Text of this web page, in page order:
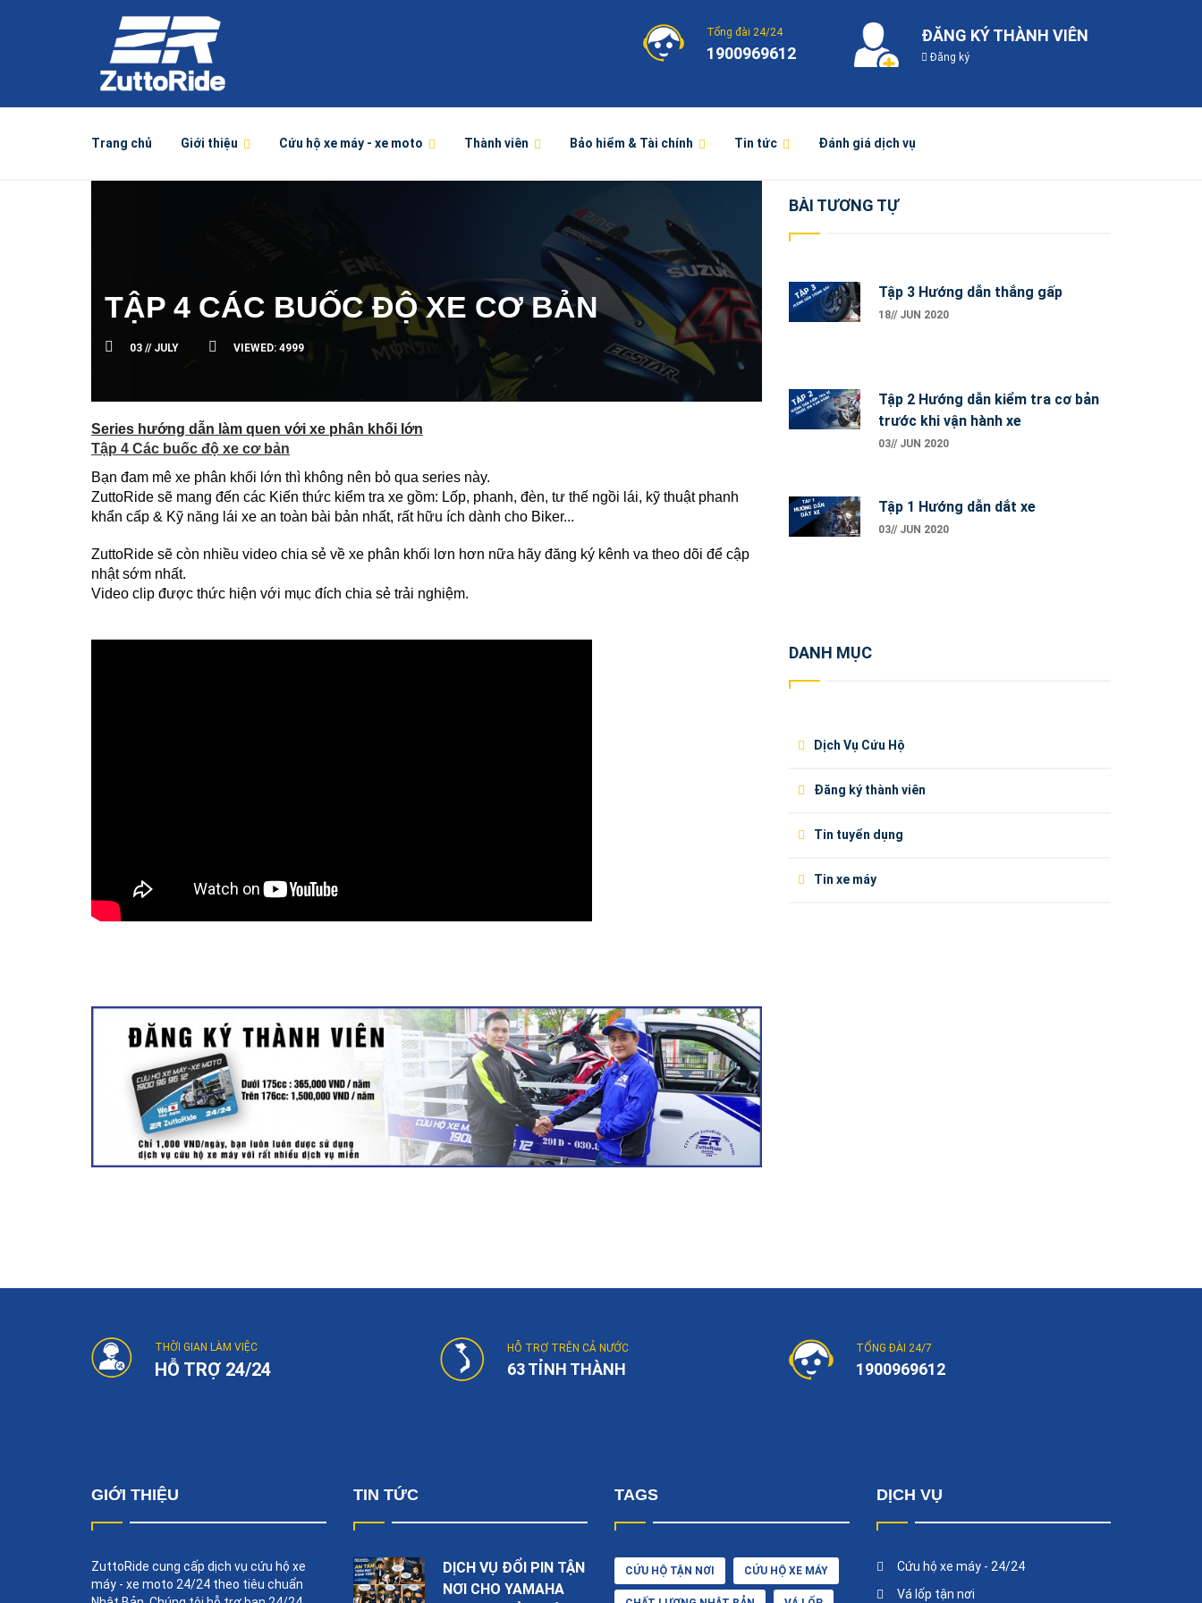
Tổng đài 24/24
1900969612
ĐĂNG KÝ THÀNH VIÊN
Đăng ký
Trang chủ Giới thiệu Cứu hộ xe máy - xe moto Thành viên Bảo hiểm & Tài chính Tin tức Đánh giá dịch vụ
TẬP 4 CÁC BUỐC ĐỘ XE CƠ BẢN
03 //JULY VIEWED: 4999
Series hướng dẫn làm quen với xe phân khối lớn
Tập 4 Các buốc độ xe cơ bản
Bạn đam mê xe phân khối lớn thì không nên bỏ qua series này.
ZuttoRide sẽ mang đến các Kiến thức kiểm tra xe gồm: Lốp, phanh, đèn, tư thế ngồi lái, kỹ thuật phanh
khẩn cấp & Kỹ năng lái xe an toàn bài bản nhất, rất hữu ích dành cho Biker...
ZuttoRide sẽ còn nhiều video chia sẻ về xe phân khối lơn hơn nữa hãy đăng ký kênh va theo dõi để cập
nhật sớm nhất.
Video clip được thức hiện với mục đích chia sẻ trải nghiệm.
navigation
BÀI TƯƠNG TỰ
Tập 3 Hướng dẫn thắng gấp
18// JUN 2020
Tập 2 Hướng dẫn kiểm tra cơ bản
trước khi vận hành xe
03// JUN 2020
Tập 1 Hướng dẫn dắt xe
03// JUN 2020
DANH MỤC
Dịch Vụ Cứu Hộ
Đăng ký thành viên
Tin tuyển dụng
Tin xe máy
THỜI GIAN LÀM VIỆC
HỖ TRỢ 24/24
HỖ TRỢ TRÊN CẢ NƯỚC
63 TỈNH THÀNH
TỔNG ĐÀI 24/7
1900969612
GIỚI THIỆU
ZuttoRide cung cấp dịch vụ cứu hộ xe
máy - xe moto 24/24 theo tiêu chuẩn
TIN TỨC
DỊCH VỤ ĐỔI PIN TẬN
NƠI CHO YAMAHA
TAGS
CỨU HỘ TẬN NƠI CỨU HỘ XE MÁY
DỊCH VỤ
Cứu hộ xe máy - 24/24
Vá lốp tận nơi